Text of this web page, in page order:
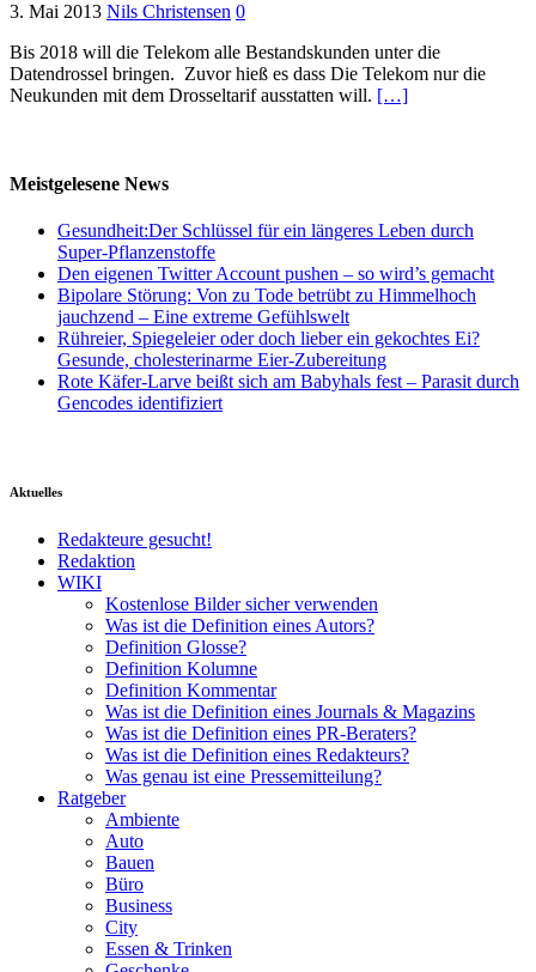
3. Mai 2013 Nils Christensen 0
Bis 2018 will die Telekom alle Bestandskunden unter die
Datendrossel bringen. Zuvor hieß es dass Die Telekom nur die
Neukunden mit dem Drosseltarif ausstatten will. […]
Meistgelesene News
Gesundheit:Der Schlüssel für ein längeres Leben durch
Super-Pflanzenstoffe
Den eigenen Twitter Account pushen – so wird’s gemacht
Bipolare Störung: Von zu Tode betrübt zu Himmelhoch
jauchzend – Eine extreme Gefühlswelt
Rühreier, Spiegeleier oder doch lieber ein gekochtes Ei?
Gesunde, cholesterinarme Eier-Zubereitung
Rote Käfer-Larve beißt sich am Babyhals fest – Parasit durch
Gencodes identifiziert
Aktuelles
Redakteure gesucht!
Redaktion
WIKI
Kostenlose Bilder sicher verwenden
Was ist die Definition eines Autors?
Definition Glosse?
Definition Kolumne
Definition Kommentar
Was ist die Definition eines Journals & Magazins
Was ist die Definition eines PR-Beraters?
Was ist die Definition eines Redakteurs?
Was genau ist eine Pressemitteilung?
Ratgeber
Ambiente
Auto
Bauen
Büro
Business
City
Essen & Trinken